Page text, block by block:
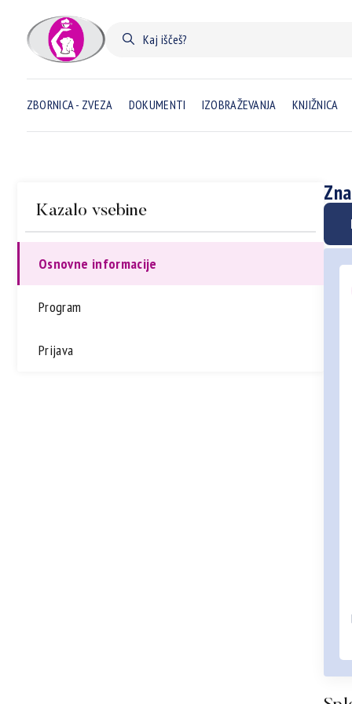
ZBORNICA - ZVEZA DOKUMENTI IZOBRAŽEVANJA KNJIŽNICA
Kazalo vsebine
Osnovne informacije
Program
Prijava